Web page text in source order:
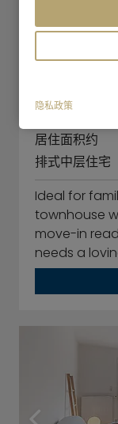
居住面积约
排式中层住宅
Ideal for
townhouse
move-in
needs a
隐私政策